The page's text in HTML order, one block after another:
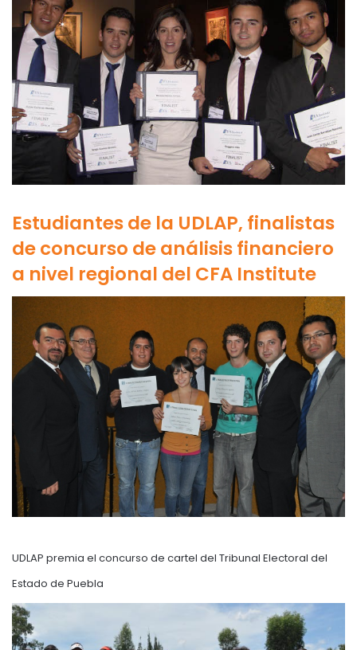
Estudiantes de la UDLAP, finalistas
de concurso de análisis financiero
a nivel regional del CFA Institute
UDLAP premia el concurso de cartel del Tribunal Electoral del
Estado de Puebla